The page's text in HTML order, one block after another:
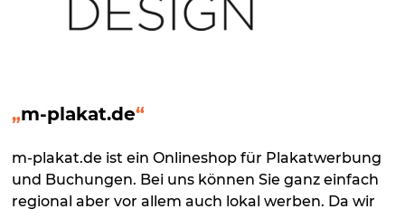
m-plakat.de
m-plakat.de ist ein Onlineshop für Plakatwerbung
und Buchungen. Bei uns können Sie ganz einfach
regional aber vor allem auch lokal werben. Da wir